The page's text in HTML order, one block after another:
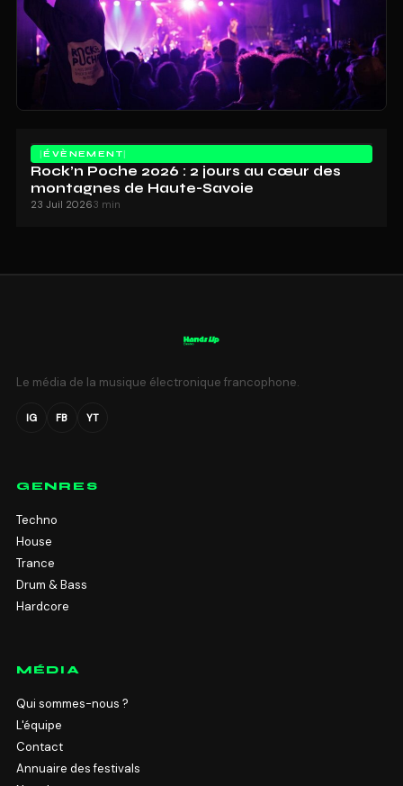
ÉVÈNEMENT
Rock’n Poche 2026 : 2 jours au cœur des
montagnes de Haute-Savoie
23 Juil 20263 min
Le média de la musique électronique francophone.
IG FB YT
GENRES
Techno
House
Trance
Drum & Bass
Hardcore
MÉDIA
Qui sommes-nous ?
L'équipe
Contact
Annuaire des festivals